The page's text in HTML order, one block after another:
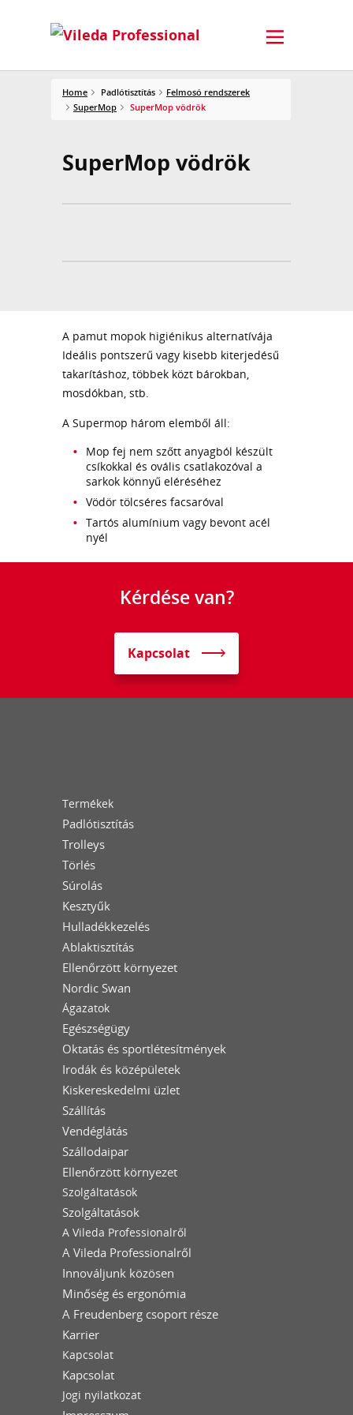
Home Padlótisztítás
Felmosó rendszerek
SuperMop
SuperMop vödrök
SuperMop vödrök
A pamut mopok higiénikus alternatívája
Ideális pontszerű vagy kisebb kiterjedésű
takarításhoz, többek közt bárokban,
mosdókban, stb.
A Supermop három elemből áll:
Mop fej nem szőtt anyagból készült
csíkokkal és ovális csatlakozóval a
sarkok könnyű eléréséhez
Vödör tölcséres facsaróval
Tartós alumínium vagy bevont acél
nyél
Kérdése van?
Kapcsolat
Termékek
Padlótisztítás
Trolleys
Törlés
Súrolás
Kesztyűk
Hulladékkezelés
Ablaktisztítás
Ellenőrzött környezet
Nordic Swan
Ágazatok
Egészségügy
Oktatás és sportlétesítmények
Irodák és középületek
Kiskereskedelmi üzlet
Szállítás
Vendéglátás
Szállodaipar
Ellenőrzött környezet
Szolgáltatások
Szolgáltatások
A Vileda Professionalről
A Vileda Professionalről
Innováljunk közösen
Minőség és ergonómia
A Freudenberg csoport része
Karrier
Kapcsolat
Kapcsolat
Jogi nyilatkozat